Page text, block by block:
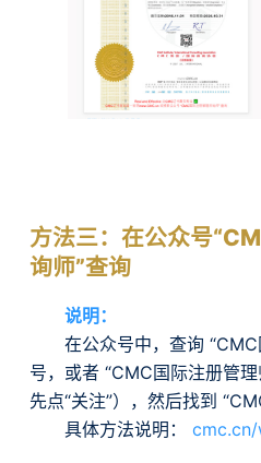
方法三：在公众号
询师”查询
说明：
在公众号中，查询
号，或者 “CMC国际注册管
先点“关注”），然后找到
具体方法说明：